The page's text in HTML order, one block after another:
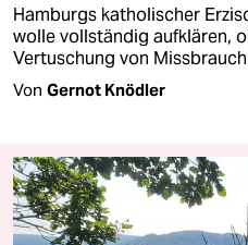
Hamburgs katholischer
wolle vollständig aufklären,
Vertuschung von
Von Gernot Knödler